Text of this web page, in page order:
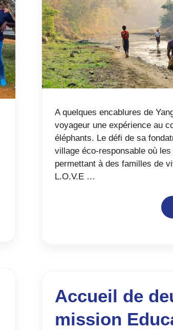
A quelques encablures de
voyageur une expérience au
éléphants. Le défi de sa
village éco-responsable où
permettant à des familles de
L.O.V.E …
Accueil de
mission